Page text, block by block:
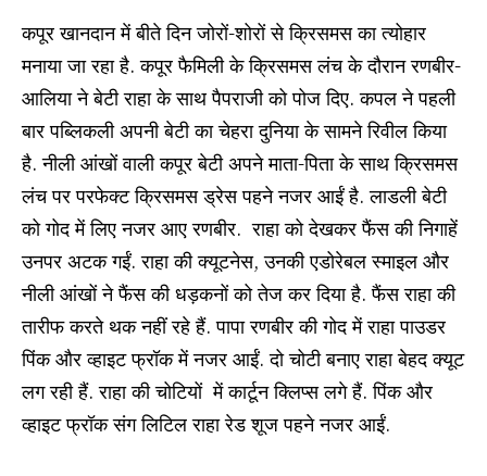
कपूर खानदान में बीते दिन जोरों-शोरों से क्रिसमस का त्योहार
मनाया जा रहा है. कपूर फैमिली के क्रिसमस लंच के दौरान रणबीर-
आलिया ने बेटी राहा के साथ पैपराजी को पोज दिए. कपल ने पहली
बार पब्लिकली अपनी बेटी का चेहरा दुनिया के सामने रिवील किया
है. नीली आंखों वाली कपूर बेटी अपने माता-पिता के साथ क्रिसमस
लंच पर परफेक्ट क्रिसमस ड्रेस पहने नजर आईं है. लाडली बेटी
को गोद में लिए नजर आए रणबीर. राहा को देखकर फैंस की निगाहें
उनपर अटक गईं. राहा की क्यूटनेस, उनकी एडोरेबल स्माइल और
नीली आंखों ने फैंस की धड़कनों को तेज कर दिया है. फैंस राहा की
तारीफ करते थक नहीं रहे हैं. पापा रणबीर की गोद में राहा पाउडर
पिंक और व्हाइट फ्रॉक में नजर आईं. दो चोटी बनाए राहा बेहद क्यूट
लग रही हैं. राहा की चोटियों में कार्टून क्लिप्स लगे हैं. पिंक और
व्हाइट फ्रॉक संग लिटिल राहा रेड शूज पहने नजर आईं.